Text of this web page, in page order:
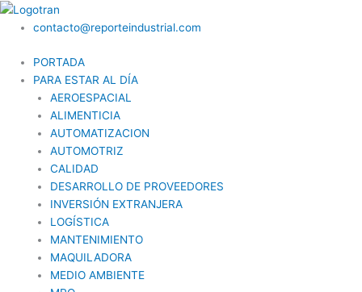
Ir
contacto@reporteindustrial.com
PORTADA
PARA ESTAR AL DÍA
AEROESPACIAL
ALIMENTICIA
AUTOMATIZACION
AUTOMOTRIZ
CALIDAD
DESARROLLO DE PROVEEDORES
INVERSIÓN EXTRANJERA
LOGÍSTICA
MANTENIMIENTO
MAQUILADORA
MEDIO AMBIENTE